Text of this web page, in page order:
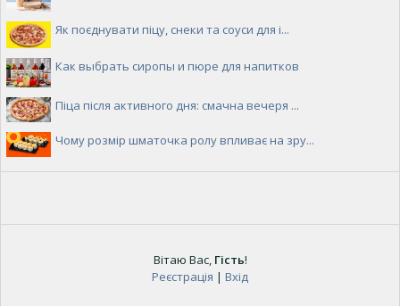
Як поєднувати піцу, снеки та соуси для і...
Как выбрать сиропы и пюре для напитков
Піца після активного дня: смачна вечеря ...
Чому розмір шматочка ролу впливає на зру...
Вітаю Вас, Гість!
Реєстрація | Вхід